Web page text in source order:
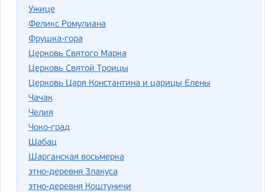
Ужице
Феликс Ромулиана
Фрушка-гора
Церковь Святого Марка
Церковь Святой Троицы
Церковь Царя Константина и царицы Елены
Чачак
Челия
Чоко-град
Шабац
Шарганская восьмерка
этно-деревня Злакуса
этно-деревня Коштуничи